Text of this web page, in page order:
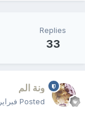
Replies
33
ونة الم
Posted فبراير 21, 2008